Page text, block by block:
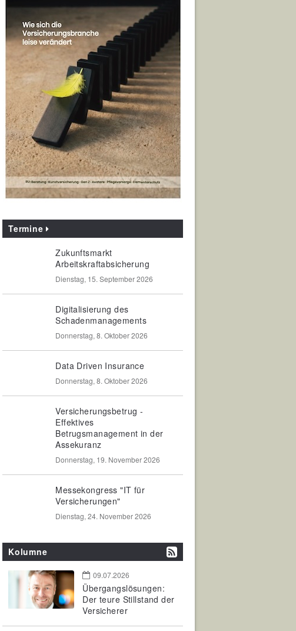
Termine
Zukunftsmarkt
Arbeitskraftabsicherung
Dienstag, 15. September 2026
Digitalisierung des
Schadenmanagements
Donnerstag, 8. Oktober 2026
Data Driven Insurance
Donnerstag, 8. Oktober 2026
Versicherungsbetrug -
Effektives
Betrugsmanagement in der
Assekuranz
Donnerstag, 19. November 2026
Messekongress "IT für
Versicherungen"
Dienstag, 24. November 2026
Kolumne
09.07.2026
Übergangslösungen:
Der teure Stillstand der
Versicherer